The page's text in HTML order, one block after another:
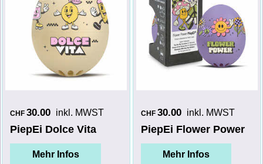
CHF 30.00 inkl. MWST
PiepEi Dolce Vita
Mehr Infos
CHF 30.00 inkl. MWST
PiepEi Flower Power
Mehr Infos